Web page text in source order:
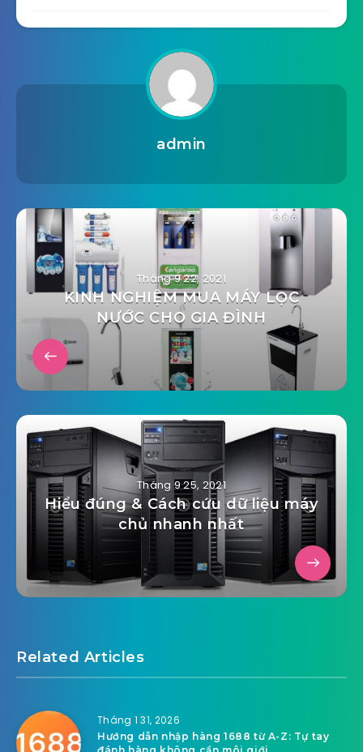
admin
Tháng 9 22, 2021
KINH NGHIỆM MUA MÁY LỌC
NƯỚC CHO GIA ĐÌNH
Tháng 9 25, 2021
Hiểu đúng & Cách cứu dữ liệu máy
chủ nhanh nhất
Related Articles
Tháng 1 31, 2026
Hướng dẫn nhập hàng 1688 từ A-Z: Tự tay